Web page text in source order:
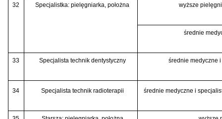
32 Specjalistka: pielęgniarka, położna wyższe
średnie
33 Specjalista technik dentystyczny średnie medyczne
34 Specjalista technik radioterapii średnie medyczne i